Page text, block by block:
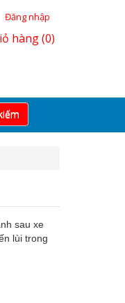
Đăng nhập
hàng (0)
sau xe
lùi trong